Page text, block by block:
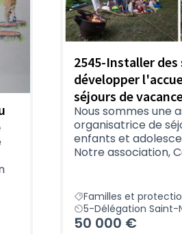
2545-Installer
développer
séjours de
Nous sommes une
organisatrice de
enfants et
Notre association,
Familles et
5-Délégation Saint-
50 000 €